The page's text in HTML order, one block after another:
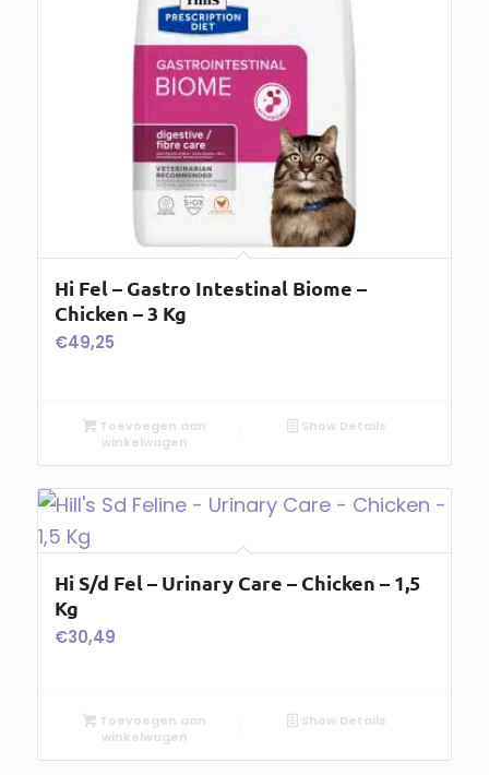
Hi Fel – Gastro Intestinal Biome –
Chicken – 3 Kg
€49,25
Toevoegen aan
winkelwagen
Show Details
Hi S/d Fel – Urinary Care – Chicken – 1,5
Kg
€30,49
Toevoegen aan
winkelwagen
Show Details